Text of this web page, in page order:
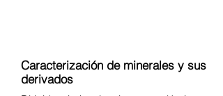
Caracterización de minerales y sus
derivados